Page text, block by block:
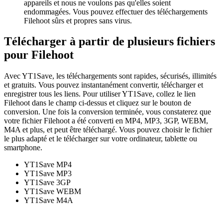
appareils et nous ne voulons pas qu'elles soient
endommagées. Vous pouvez effectuer des téléchargements
Filehoot sûrs et propres sans virus.
Télécharger à partir de plusieurs fichiers
pour Filehoot
Avec YT1Save, les téléchargements sont rapides, sécurisés, illimités
et gratuits. Vous pouvez instantanément convertir, télécharger et
enregistrer tous les liens. Pour utiliser YT1Save, collez le lien
Filehoot dans le champ ci-dessus et cliquez sur le bouton de
conversion. Une fois la conversion terminée, vous constaterez que
votre fichier Filehoot a été converti en MP4, MP3, 3GP, WEBM,
M4A et plus, et peut être téléchargé. Vous pouvez choisir le fichier
le plus adapté et le télécharger sur votre ordinateur, tablette ou
smartphone.
YT1Save MP4
YT1Save MP3
YT1Save 3GP
YT1Save WEBM
YT1Save M4A